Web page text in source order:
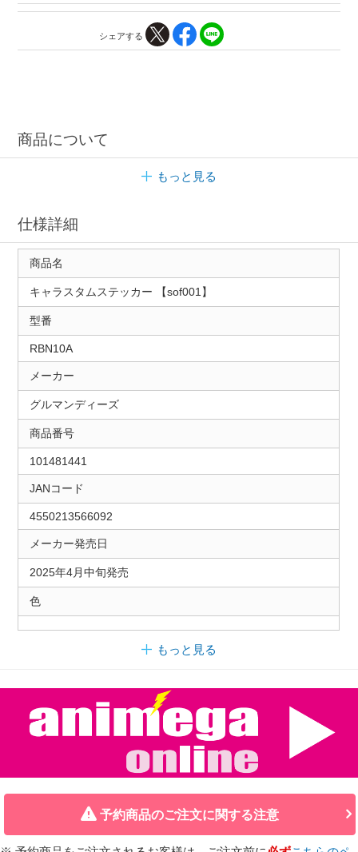
シェアする
商品について
もっと見る
仕様詳細
商品名
キャラスタムステッカー 【sof001】
型番
RBN10A
メーカー
グルマンディーズ
商品番号
101481441
JANコード
4550213566092
メーカー発売日
2025年4月中旬発売
色
もっと見る
予約商品のご注文に関する注意